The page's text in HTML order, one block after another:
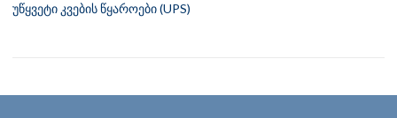
უწყვეტი კვების წყაროები (UPS)